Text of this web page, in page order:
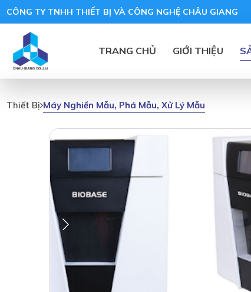
CÔNG TY TNHH THIẾT BỊ VÀ CÔNG NGHỆ CHÂU GIANG
TRANG CHỦ GIỚI THIỆU
Thiết Bị Máy Nghiền Mẫu, Phá Mẫu, Xử Lý Mẫu